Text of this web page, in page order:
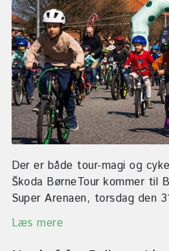
Der er både tour-magi og
Škoda BørneTour kommer til
Super Arenaen, torsdag den
Læs mere